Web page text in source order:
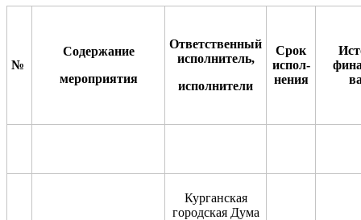
№
Содержание
мероприятия
Ответственный
исполнитель,
исполнители
Срок
испол-
нения
Курганская
городская Дума